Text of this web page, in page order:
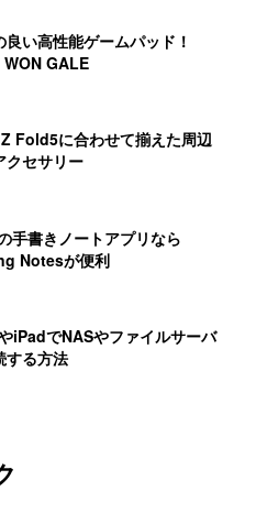
良い高性能ゲームパッド！
GALE
Fold5に合わせて揃えた周辺
クセサリー
手書きノートアプリなら
Notesが便利
iPadでNASやファイルサーバ
する方法